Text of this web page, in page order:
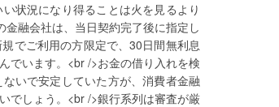
状況になり得ることは火を見るより
融会社は、当日契約完了後に指定し
でご利用の方限定で、30日間無利息
でいます。<br />お金の借り入れを検
いで安定していた方が、消費者金融
でしょう。<br />銀行系列は審査が厳